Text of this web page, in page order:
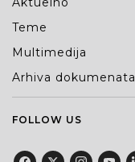
Teme
Multimedija
Arhiva dokumenata
FOLLOW US